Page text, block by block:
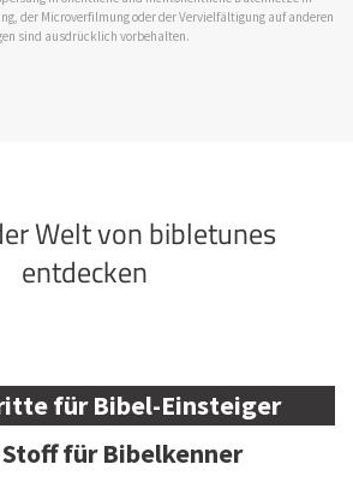
der Microverfilmung oder der Vervielfältigung auf anderen
sind ausdrücklich vorbehalten.
Welt von bibletunes
entdecken
für Bibel-Einsteiger
für Bibelkenner